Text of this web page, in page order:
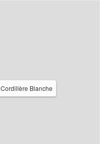
Cordillère Blanche